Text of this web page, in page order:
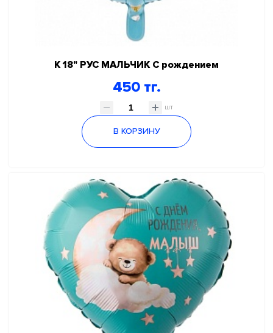
К 18" РУС МАЛЬЧИК С рождением
450 тг.
шт
В КОРЗИНУ